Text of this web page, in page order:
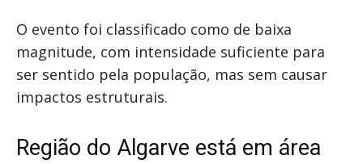
O evento foi classificado como de baixa
magnitude, com intensidade suficiente para
ser sentido pela população, mas sem causar
impactos estruturais.
Região do Algarve está em área